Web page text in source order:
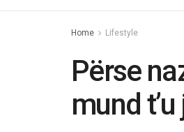
Home Lifestyle
Përse
mund